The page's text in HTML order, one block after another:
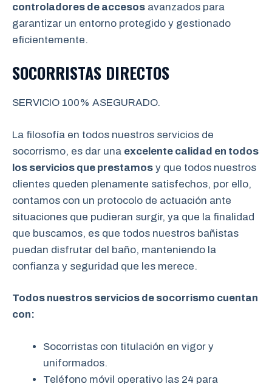
controladores de accesos avanzados para
garantizar un entorno protegido y gestionado
eficientemente.
SOCORRISTAS DIRECTOS
SERVICIO 100% ASEGURADO.
La filosofía en todos nuestros servicios de
socorrismo, es dar una excelente calidad en todos
los servicios que prestamos y que todos nuestros
clientes queden plenamente satisfechos, por ello,
contamos con un protocolo de actuación ante
situaciones que pudieran surgir, ya que la finalidad
que buscamos, es que todos nuestros bañistas
puedan disfrutar del baño, manteniendo la
confianza y seguridad que les merece.
Todos nuestros servicios de socorrismo cuentan
con:
Socorristas con titulación en vigor y
uniformados.
Teléfono móvil operativo las 24 para